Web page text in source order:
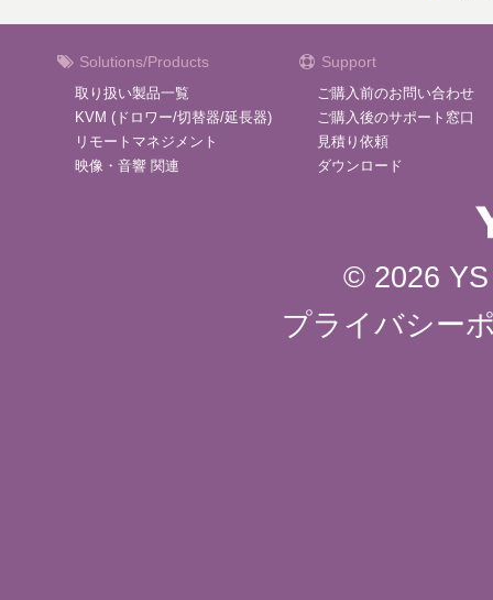
Solutions/Products
取り扱い製品一覧
KVM (ドロワー/切替器/延長器)
リモートマネジメント
映像・音響 関連
Support
ご購入前のお問い合わせ
ご購入後のサポート窓口
見積り依頼
ダウンロード
© 2026
プライバシー